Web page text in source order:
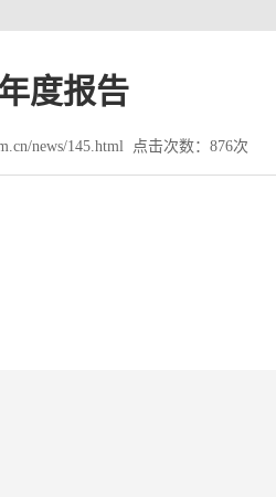
度报告
news/145.html 点击次数：876次